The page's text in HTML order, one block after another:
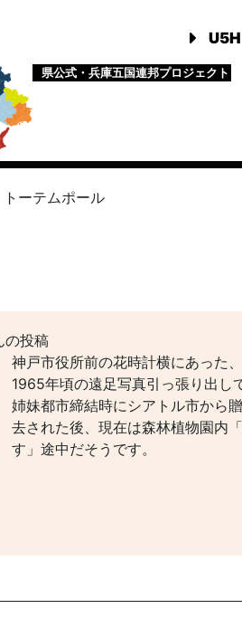
県公式・兵庫五国連邦プロジェクト
トーテムポール
投稿
神戸市役所前の花時計横にあった
1965年頃の遠足写真引っ張り出し
姉妹都市締結時にシアトル市から
去された後、現在は森林植物園内
す」途中だそうです。